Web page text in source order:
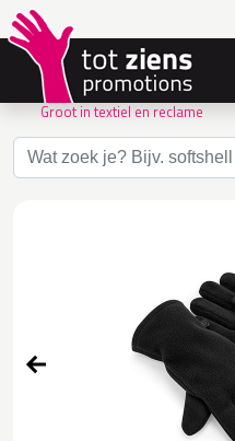
Groot in textiel en reclame